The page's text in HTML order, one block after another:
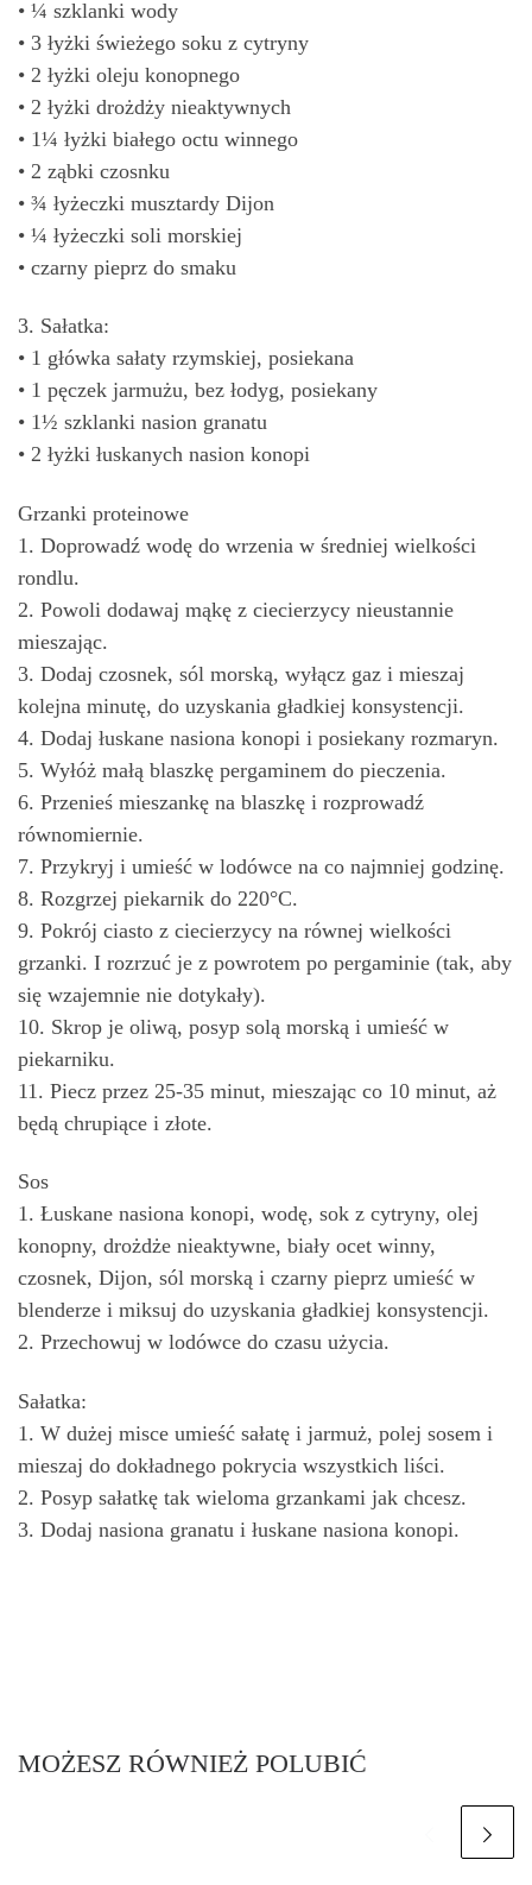
• ¼ szklanki wody
• 3 łyżki świeżego soku z cytryny
• 2 łyżki oleju konopnego
• 2 łyżki drożdży nieaktywnych
• 1¼ łyżki białego octu winnego
• 2 ząbki czosnku
• ¾ łyżeczki musztardy Dijon
• ¼ łyżeczki soli morskiej
• czarny pieprz do smaku
3. Sałatka:
• 1 główka sałaty rzymskiej, posiekana
• 1 pęczek jarmużu, bez łodyg, posiekany
• 1½ szklanki nasion granatu
• 2 łyżki łuskanych nasion konopi
Grzanki proteinowe
1. Doprowadź wodę do wrzenia w średniej wielkości
rondlu.
2. Powoli dodawaj mąkę z ciecierzycy nieustannie
mieszając.
3. Dodaj czosnek, sól morską, wyłącz gaz i mieszaj
kolejna minutę, do uzyskania gładkiej konsystencji.
4. Dodaj łuskane nasiona konopi i posiekany rozmaryn.
5. Wyłóż małą blaszkę pergaminem do pieczenia.
6. Przenieś mieszankę na blaszkę i rozprowadź
równomiernie.
7. Przykryj i umieść w lodówce na co najmniej godzinę.
8. Rozgrzej piekarnik do 220°C.
9. Pokrój ciasto z ciecierzycy na równej wielkości
grzanki. I rozrzuć je z powrotem po pergaminie (tak, aby
się wzajemnie nie dotykały).
10. Skrop je oliwą, posyp solą morską i umieść w
piekarniku.
11. Piecz przez 25-35 minut, mieszając co 10 minut, aż
będą chrupiące i złote.
Sos
1. Łuskane nasiona konopi, wodę, sok z cytryny, olej
konopny, drożdże nieaktywne, biały ocet winny,
czosnek, Dijon, sól morską i czarny pieprz umieść w
blenderze i miksuj do uzyskania gładkiej konsystencji.
2. Przechowuj w lodówce do czasu użycia.
Sałatka:
1. W dużej misce umieść sałatę i jarmuż, polej sosem i
mieszaj do dokładnego pokrycia wszystkich liści.
2. Posyp sałatkę tak wieloma grzankami jak chcesz.
3. Dodaj nasiona granatu i łuskane nasiona konopi.
MOŻESZ RÓWNIEŻ POLUBIĆ